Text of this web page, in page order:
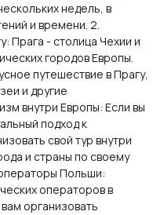
недель, в
и времени. 2.
Прага - столица Чехии и
городов Европы.
путешествие в Прагу,
и другие
внутри Европы: Если вы
подход к
свой тур внутри
и страны по своему
Польши:
операторов в
организовать